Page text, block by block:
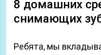
8 домашних
снимающих
Ребята, мы